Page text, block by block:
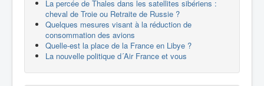
La percée de Thales dans les satellites sibériens :
cheval de Troie ou Retraite de Russie ?
Quelques mesures visant à la réduction de
consommation des avions
Quelle-est la place de la France en Libye ?
La nouvelle politique d´Air France et vous